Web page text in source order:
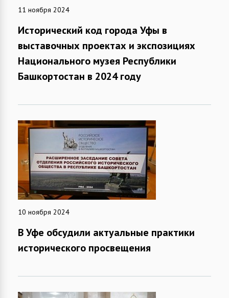
11 ноября 2024
Исторический код города Уфы в
выставочных проектах и экспозициях
Национального музея Республики
Башкортостан в 2024 году
10 ноября 2024
В Уфе обсудили актуальные практики
исторического просвещения